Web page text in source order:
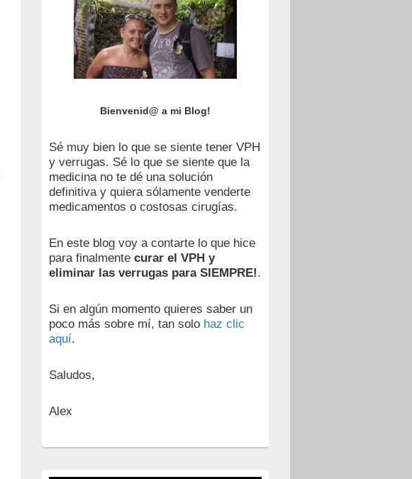
Bienvenid@ a mi Blog!
Sé muy bien lo que se siente tener VPH
y verrugas. Sé lo que se siente que la
medicina no te dé una solución
definitiva y quiera sólamente venderte
medicamentos o costosas cirugías.
En este blog voy a contarte lo que hice
para finalmente curar el VPH y
eliminar las verrugas para SIEMPRE!.
Si en algún momento quieres saber un
poco más sobre mí, tan solo haz clic
aquí.
Saludos,
Alex